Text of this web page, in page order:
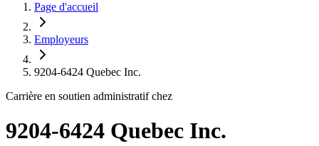
Page d'accueil
Employeurs
9204-6424 Quebec Inc.
Carrière en soutien administratif chez
9204-6424 Quebec Inc.